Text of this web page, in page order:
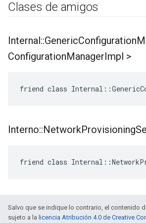
Clases de amigos
Internal::GenericConfiguration
ConfigurationManagerImpl >
friend class
Interno::NetworkProvisioning
friend class
Salvo que se indique lo contrario, el contenido
sujeto a la licencia Atribución 4.0 de Creative